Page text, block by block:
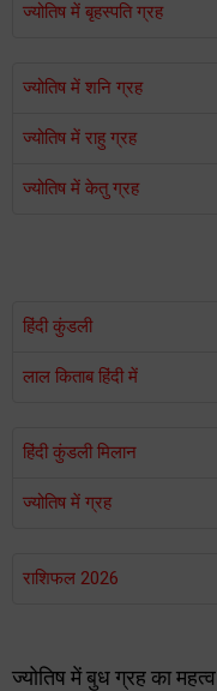
ज्योतिष में बृहस्पति ग्रह
ज्योतिष में शनि ग्रह
ज्योतिष में राहु ग्रह
ज्योतिष में केतु ग्रह
हिंदी कुंडली
लाल किताब हिंदी में
हिंदी कुंडली मिलान
ज्योतिष में ग्रह
राशिफल 2026
ज्योतिष में बुध ग्रह का महत्व